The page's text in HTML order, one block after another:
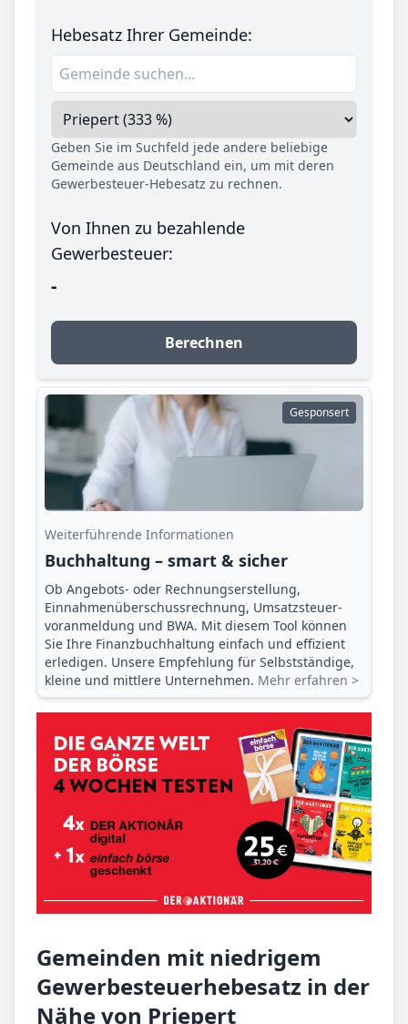
Hebesatz Ihrer Gemeinde:
Geben Sie im Suchfeld jede andere beliebige
Gemeinde aus Deutschland ein, um mit deren
Gewerbesteuer-Hebesatz zu rechnen.
Von Ihnen zu bezahlende
Gewerbesteuer:
-
Berechnen
Gesponsert
Weiterführende Informationen
Buchhaltung – smart & sicher
Ob Angebots- oder Rechnungserstellung,
Einnahmenüberschuss­rechnung, Umsatzsteuer­
voranmeldung und BWA. Mit diesem Tool können
Sie Ihre Finanz­buchhaltung einfach und effizient
erledigen. Unsere Empfehlung für Selbstständige,
kleine und mittlere Unternehmen. Mehr erfahren >
Gemeinden mit niedrigem
Gewerbesteuerhebesatz in der
Nähe von Priepert